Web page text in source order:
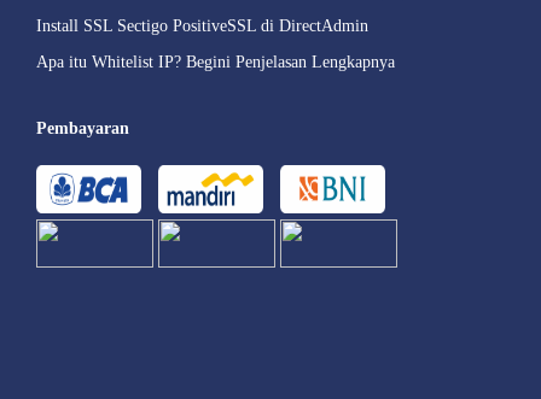
Install SSL Sectigo PositiveSSL di DirectAdmin
Apa itu Whitelist IP? Begini Penjelasan Lengkapnya
Pembayaran